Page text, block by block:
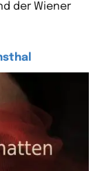
der Wiener